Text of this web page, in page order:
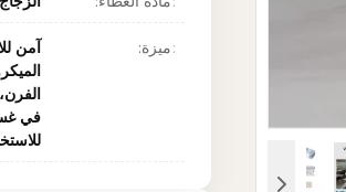
مادة الغطاء:
ميزة:
آمن
في